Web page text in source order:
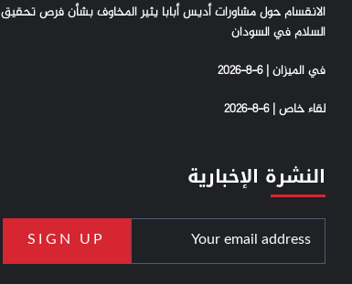
الانقسام حول مشاورات أديس أبابا يثير المخاوف بشأن فرص تحقيق
السلام في السودان
في الميزان | 6-8-2026
لقاء خاص | 6-8-2026
النشرة الإخبارية